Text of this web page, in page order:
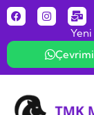
Yeni